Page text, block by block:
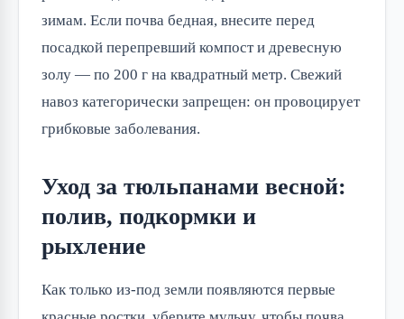
зимам. Если почва бедная, внесите перед
посадкой перепревший компост и древесную
золу — по 200 г на квадратный метр. Свежий
навоз категорически запрещен: он провоцирует
грибковые заболевания.
Уход за тюльпанами весной:
полив, подкормки и
рыхление
Как только из-под земли появляются первые